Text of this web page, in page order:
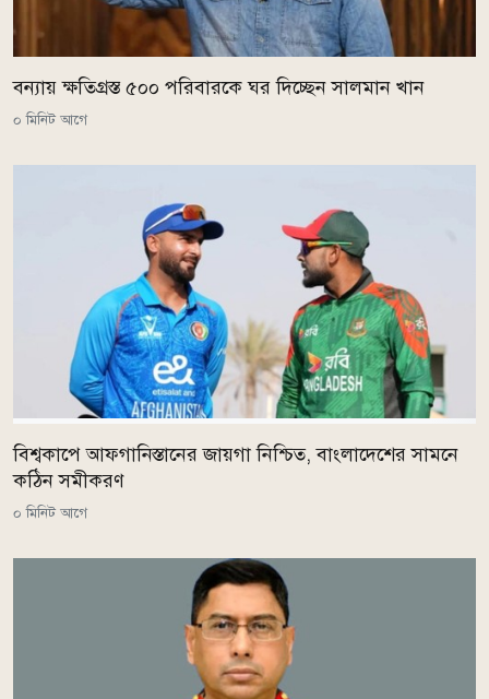
বন্যায় ক্ষতিগ্রস্ত ৫০০ পরিবারকে ঘর দিচ্ছেন সালমান খান
০ মিনিট আগে
বিশ্বকাপে আফগানিস্তানের জায়গা নিশ্চিত, বাংলাদেশের সামনে
কঠিন সমীকরণ
০ মিনিট আগে